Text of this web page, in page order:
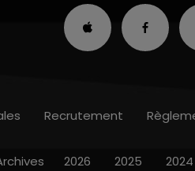
Recrutement
2026 2025 2024